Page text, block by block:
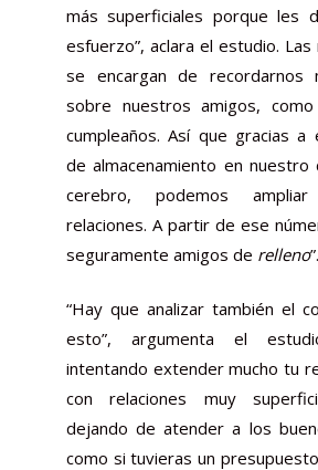
más superficiales porque les
esfuerzo”, aclara el estudio.
se encargan de recordarnos
sobre nuestros amigos,
cumpleaños. Así que gracias a
de almacenamiento en nuestro
cerebro, podemos
relaciones. A partir de ese
seguramente amigos de relleno”.
“Hay que analizar también el
esto”, argumenta el
intentando extender mucho tu
con relaciones muy
dejando de atender a los
como si tuvieras un